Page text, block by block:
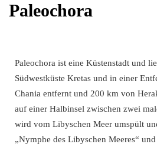
Paleochora
Paleochora ist eine Küstenstadt und
Südwestküste Kretas und in einer
Chania entfernt und 200 km von
auf einer Halbinsel zwischen zwei
wird vom Libyschen Meer umspült
„Nymphe des Libyschen Meeres“